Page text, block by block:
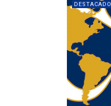
DESTACADO